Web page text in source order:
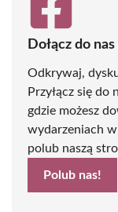
Dołącz do
Odkrywaj,
Przyłącz się do
gdzie możesz
wydarzeniach
polub naszą
Polub nas!